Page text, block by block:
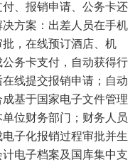
、报销申请、公务卡还
方案：出差人员在手机
，在线预订酒店、机
务卡支付，自动获得行
线提交报销申请；自动
基于国家电子文件管理
位财务部门；财务人员
子化报销过程审批并生
电子档案及国库集中支